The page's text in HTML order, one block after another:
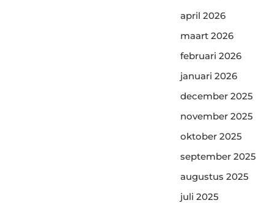
april 2026
maart 2026
februari 2026
januari 2026
december 2025
november 2025
oktober 2025
september 2025
augustus 2025
juli 2025